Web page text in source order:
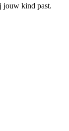
jouw kind past.